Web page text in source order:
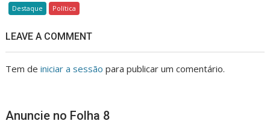
Destaque Política
LEAVE A COMMENT
Tem deiniciar a sessão para publicar um comentário.
Anuncie no Folha 8